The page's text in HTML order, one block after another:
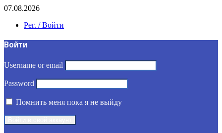
07.08.2026
Рег. / Войти
Войти
Username or email
Password
Помнить меня пока я не выйду